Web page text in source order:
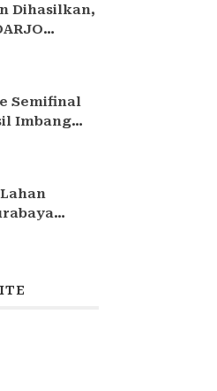
Dihasilkan,
dengan
Semifinal
Imbang
Akhir
Pihak